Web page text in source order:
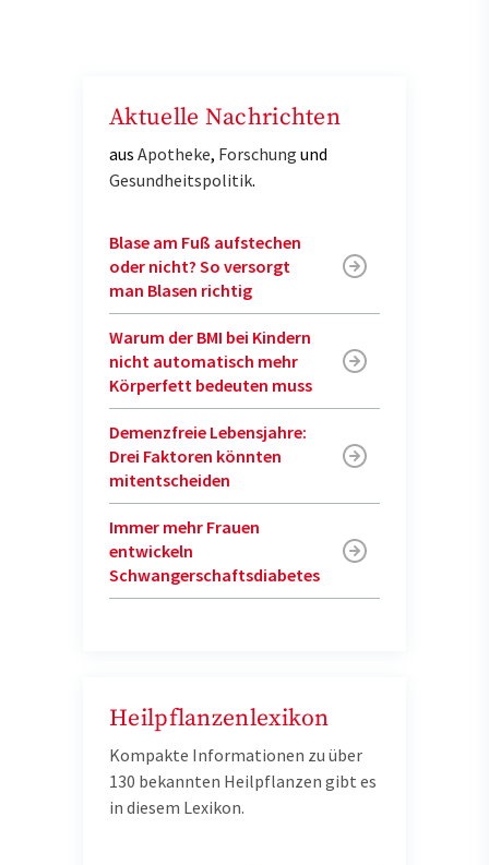
Aktuelle Nachrichten
aus Apotheke, Forschung und
Gesundheitspolitik.
Blase am Fuß aufstechen
oder nicht? So versorgt
man Blasen richtig
Warum der BMI bei Kindern
nicht automatisch mehr
Körperfett bedeuten muss
Demenzfreie Lebensjahre:
Drei Faktoren könnten
mitentscheiden
Immer mehr Frauen
entwickeln
Schwangerschaftsdiabetes
Heilpflanzenlexikon
Kompakte Informationen zu über
130 bekannten Heilpflanzen gibt es
in diesem Lexikon.